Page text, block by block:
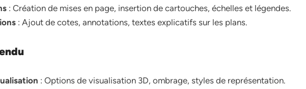
: Création de mises en page, insertion de cartouches, échelles et légendes.
: Ajout de cotes, annotations, textes explicatifs sur les plans.
: Options de visualisation 3D, ombrage, styles de représentation.